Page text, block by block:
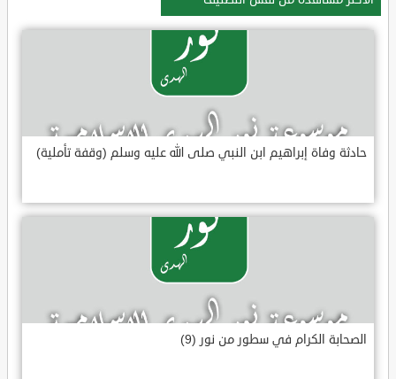
حادثة وفاة إبراهيم ابن النبي صلى الله عليه وسلم (وقفة تأملية)
الصحابة الكرام في سطور من نور (9)